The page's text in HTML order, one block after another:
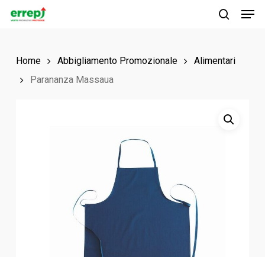
Skip
contentHome Abbigliamento Promozionale
Alimentari
Parananza Massaua